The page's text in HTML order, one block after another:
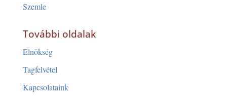
Szemle
További oldalak
Elnökség
Tagfelvétel
Kapcsolataink